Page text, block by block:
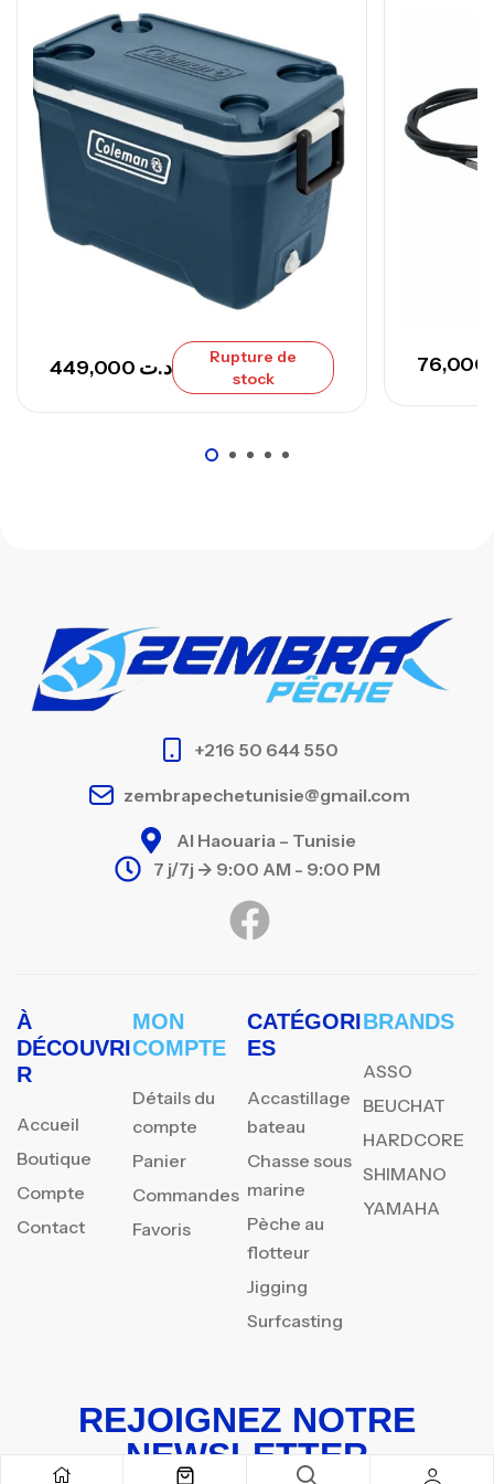
Canne Sunset Secret Cove 420 Cm 100
– 300 G
Cannes,Surfcasting
د.ت748,000
د.ت
د.ت
Rupture de
stock
+216 50 644 550
zembrapechetunisie@gmail.com
Al Haouaria – Tunisie
7 j/7j -> 9:00 AM - 9:00 PM
À
DÉCOUVRI
R
Accueil
Boutique
Compte
Contact
MON
COMPTE
Détails du
compte
Panier
Commandes
Favoris
CATÉGORI
ES
Accastillage
bateau
Chasse sous
marine
Pèche au
flotteur
Jigging
Surfcasting
BRANDS
ASSO
BEUCHAT
HARDCORE
SHIMANO
YAMAHA
REJOIGNEZ NOTRE
NEWSLETTER